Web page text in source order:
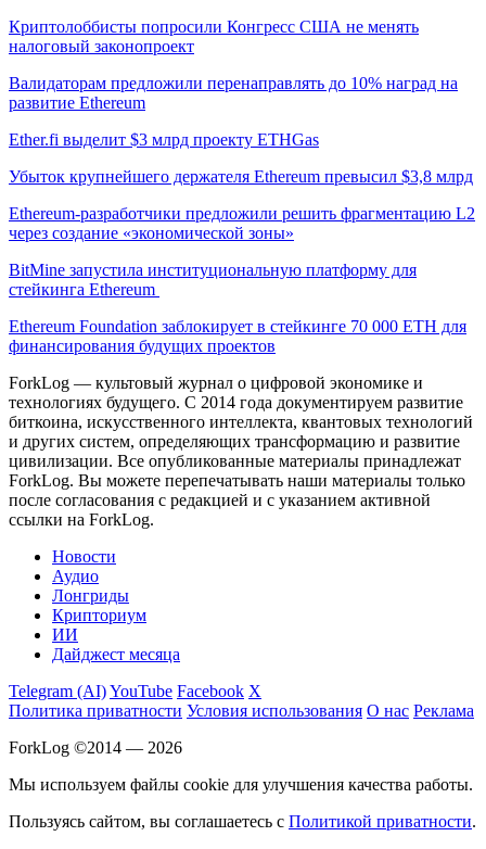
Криптолоббисты попросили Конгресс США не менять
налоговый законопроект
Валидаторам предложили перенаправлять до 10% наград на
развитие Ethereum
Ether.fi выделит $3 млрд проекту ETHGas
Убыток крупнейшего держателя Ethereum превысил $3,8 млрд
Ethereum-разработчики предложили решить фрагментацию L2
через создание «экономической зоны»
BitMine запустила институциональную платформу для
стейкинга Ethereum
Ethereum Foundation заблокирует в стейкинге 70 000 ETH для
финансирования будущих проектов
ForkLog — культовый журнал о цифровой экономике и
технологиях будущего. С 2014 года документируем развитие
биткоина, искусственного интеллекта, квантовых технологий
и других систем, определяющих трансформацию и развитие
цивилизации. Все опубликованные материалы принадлежат
ForkLog. Вы можете перепечатывать наши материалы только
после согласования с редакцией и с указанием активной
ссылки на ForkLog.
Новости
Аудио
Лонгриды
Крипториум
ИИ
Дайджест месяца
Telegram (AI)YouTube Facebook X
Политика приватности Условия использования О нас Реклама
ForkLog ©2014 — 2026
Мы используем файлы cookie для улучшения качества работы.
Пользуясь сайтом, вы соглашаетесь с Политикой приватности.